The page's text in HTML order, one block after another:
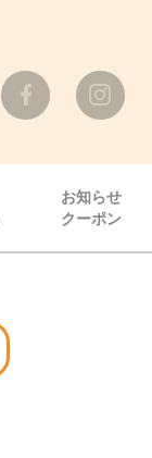
お知らせ
クーポン